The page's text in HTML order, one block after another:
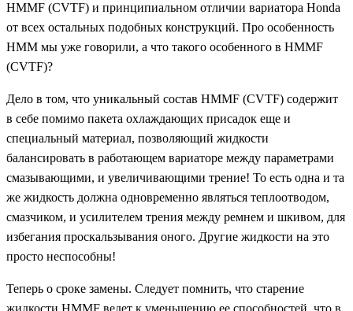
HMMF (CVTF) и принципиальном отличии вариатора Honda
от всех остальных подобных конструкций. Про особенность
HMM мы уже говорили, а что такого особенного в HMMF
(CVTF)?
Дело в том, что уникальный состав HMMF (CVTF) содержит
в себе помимо пакета охлаждающих присадок еще и
специальный материал, позволяющий жидкости
балансировать в работающем вариаторе между параметрами
смазывающими, и увеличивающими трение! То есть одна и та
же жидкость должна одновременно являться теплоотводом,
смазчиком, и усилителем трения между ремнем и шкивом, для
избегания проскальзывания оного. Другие жидкости на это
просто неспособны!
Теперь о сроке замены. Следует помнить, что старение